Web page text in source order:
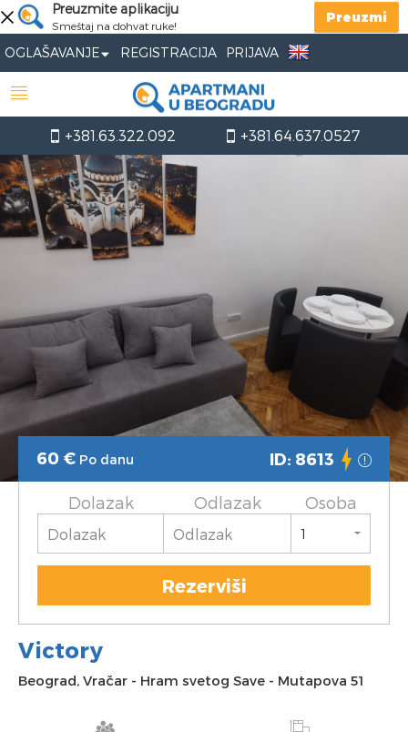
Preuzmite aplikaciju
Smeštaj na dohvat ruke!
Preuzmi
OGLAŠAVANJE REGISTRACIJA PRIJAVA
+381.63.322.092 +381.64.637.0527
60 € Po danu ID: 8613
Dolazak Odlazak Osoba
Rezerviši
Victory
Beograd, Vračar - Hram svetog Save - Mutapova 51